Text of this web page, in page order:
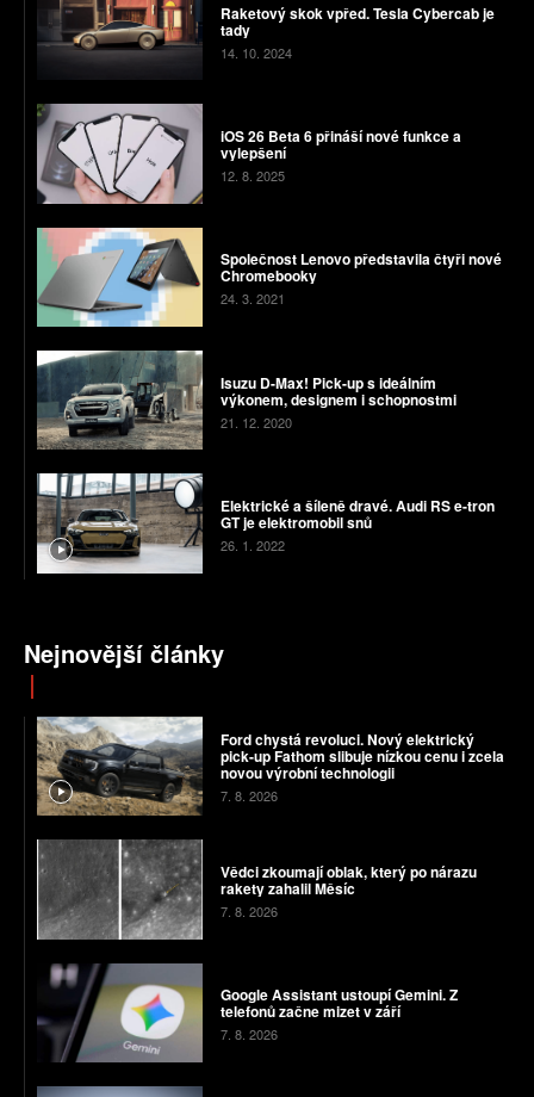
Raketový skok vpřed. Tesla Cybercab je
tady
14. 10. 2024
iOS 26 Beta 6 přináší nové funkce a
vylepšení
12. 8. 2025
Společnost Lenovo představila čtyři nové
Chromebooky
24. 3. 2021
Isuzu D-Max! Pick-up s ideálním
výkonem, designem i schopnostmi
21. 12. 2020
Elektrické a šíleně dravé. Audi RS e-tron
GT je elektromobil snů
26. 1. 2022
Nejnovější články
Ford chystá revoluci. Nový elektrický
pick-up Fathom slibuje nízkou cenu i zcela
novou výrobní technologii
7. 8. 2026
Vědci zkoumají oblak, který po nárazu
rakety zahalil Měsíc
7. 8. 2026
Google Assistant ustoupí Gemini. Z
telefonů začne mizet v září
7. 8. 2026